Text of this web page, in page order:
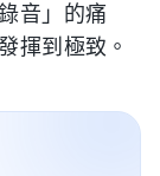
音」的痛
揮到極致。